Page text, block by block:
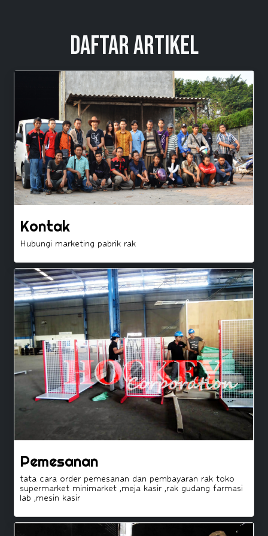
Daftar Artikel
Kontak
Hubungi marketing pabrik rak
Pemesanan
tata cara order pemesanan dan pembayaran rak toko
supermarket minimarket ,meja kasir ,rak gudang farmasi
lab ,mesin kasir